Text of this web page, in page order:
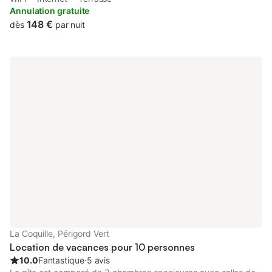
access to a terrace, free private parking and free WiFi.
Annulation gratuite
dès 148 € par nuit
La Coquille, Périgord Vert
Location de vacances pour 10 personnes
10.0Fantastique⋅5 avis